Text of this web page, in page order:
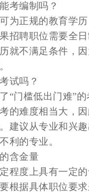
考编制吗？
为正规的教育学
招聘职位需要全日
就不满足条件，
试吗？
“门槛低出门难”
的难度相当大，
建议从专业和兴
利的专业。
含金量
程度上具有一定
根据具体职位要